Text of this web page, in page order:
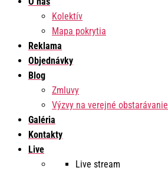
Kolektív
Mapa pokrytia
Reklama
Objednávky
Blog
Zmluvy
Výzvy na verejné obstarávanie
Galéria
Kontakty
Live
Live stream